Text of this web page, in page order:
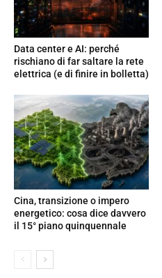
Data center e AI: perché
rischiano di far saltare la rete
elettrica (e di finire in bolletta)
Cina, transizione o impero
energetico: cosa dice davvero
il 15° piano quinquennale